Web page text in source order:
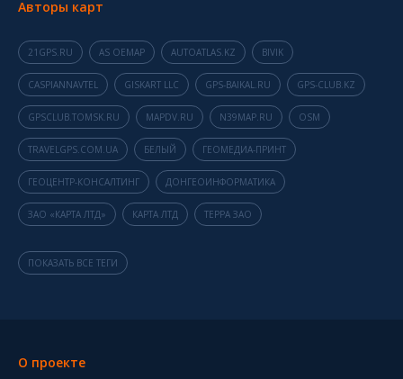
Авторы карт
21GPS.RU AS OEMAP AUTOATLAS.KZ BIVIK
CASPIANNAVTEL GISKART LLC GPS-BAIKAL.RU GPS-CLUB.KZ
GPSCLUB.TOMSK.RU MAPDV.RU N39MAP.RU OSM
TRAVELGPS.COM.UA БЕЛЫЙ ГЕОМЕДИА-ПРИНТ
ГЕОЦЕНТР-КОНСАЛТИНГ ДОНГЕОИНФОРМАТИКА
ЗАО «КАРТА ЛТД» КАРТА ЛТД ТЕРРА ЗАО
ПОКАЗАТЬ ВСЕ ТЕГИ
О проекте